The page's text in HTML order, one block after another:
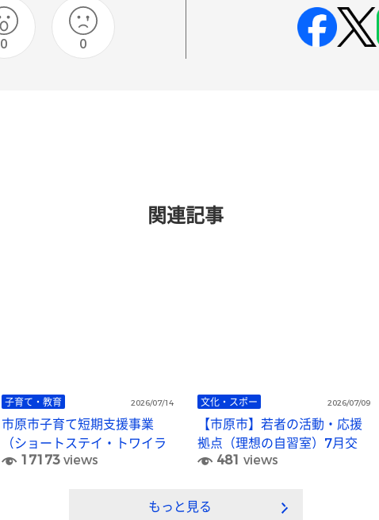
0 0
関連記事
子育て・教育 2026/07/14
市原市子育て短期支援事業
（ショートステイ・トワイラ
イトステイ）
17173 views
文化・スポー 2026/07/09
【市原市】若者の活動・応援
拠点（理想の自習室）7月交
流イベント「Glass art
します。
481 views
もっと見る